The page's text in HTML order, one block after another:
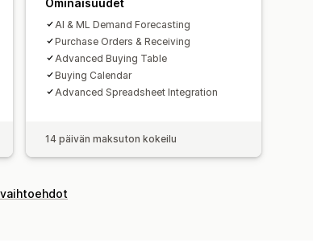
AI & ML Demand Forecasting
Purchase Orders & Receiving
Advanced Buying Table
Buying Calendar
Advanced Spreadsheet Integration
14 päivän maksuton kokeilu